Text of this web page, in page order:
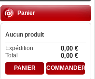
Panier
Aucun produit
Expédition
0,00 €
Total 0,00 €
PANIER COMMANDER